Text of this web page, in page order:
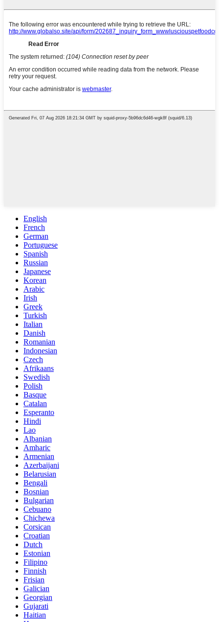
English
French
German
Portuguese
Spanish
Russian
Japanese
Korean
Arabic
Irish
Greek
Turkish
Italian
Danish
Romanian
Indonesian
Czech
Afrikaans
Swedish
Polish
Basque
Catalan
Esperanto
Hindi
Lao
Albanian
Amharic
Armenian
Azerbaijani
Belarusian
Bengali
Bosnian
Bulgarian
Cebuano
Chichewa
Corsican
Croatian
Dutch
Estonian
Filipino
Finnish
Frisian
Galician
Georgian
Gujarati
Haitian